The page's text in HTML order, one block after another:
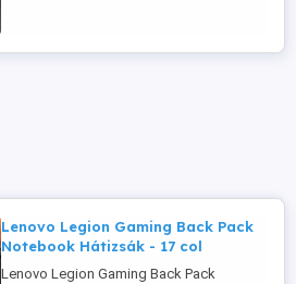
szemcseszórásos tisztítófülkében a port
Lenovo Legion Gaming Back Pack
Notebook Hátizsák - 17 col
Lenovo Legion Gaming Back Pack